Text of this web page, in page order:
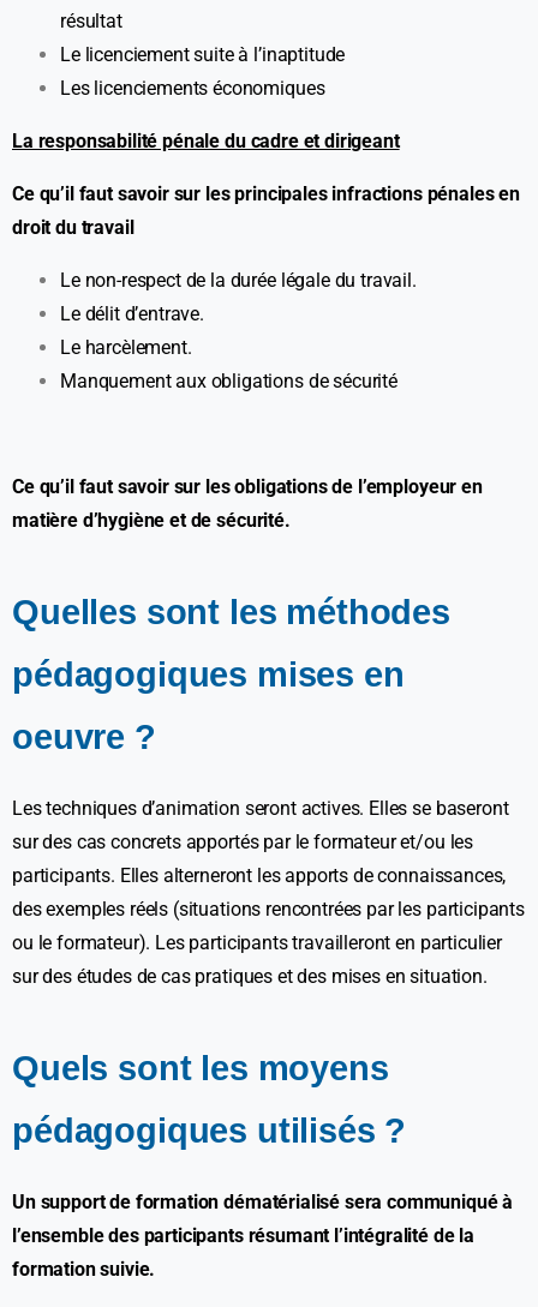
résultat
Le licenciement suite à l’inaptitude
Les licenciements économiques
La responsabilité pénale du cadre et dirigeant
Ce qu’il faut savoir sur les principales infractions pénales en
droit du travail
Le non-respect de la durée légale du travail.
Le délit d’entrave.
Le harcèlement.
Manquement aux obligations de sécurité
Ce qu’il faut savoir sur les obligations de l’employeur en
matière d’hygiène et de sécurité.
Quelles sont les méthodes
pédagogiques mises en
oeuvre ?
Les techniques d’animation seront actives. Elles se baseront
sur des cas concrets apportés par le formateur et/ou les
participants. Elles alterneront les apports de connaissances,
des exemples réels (situations rencontrées par les participants
ou le formateur). Les participants travailleront en particulier
sur des études de cas pratiques et des mises en situation.
Quels sont les moyens
pédagogiques utilisés ?
Un support de formation dématérialisé sera communiqué à
l’ensemble des participants résumant l’intégralité de la
formation suivie.